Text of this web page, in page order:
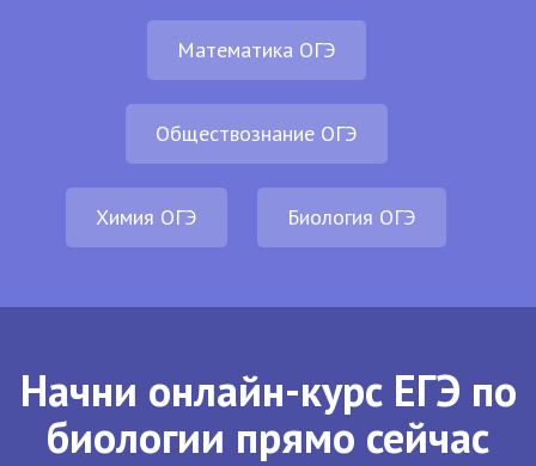
Математика ОГЭ
Обществознание ОГЭ
Химия ОГЭ Биология ОГЭ
Начни онлайн-курс ЕГЭ по
биологии прямо сейчас